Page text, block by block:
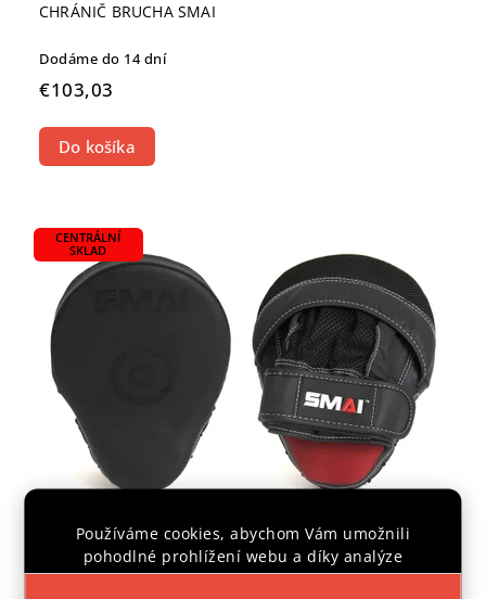
Používáme cookies, abychom Vám umožnili
pohodlné prohlížení webu a díky analýze
provozu webu neustále zlepšovali jeho funkce,
CHRÁNIČ BRUCHA SMAI
Dodáme do 14 dní
€103,03
Do košíka
CENTRÁLNÍ
SKLAD
LAPA SMAI ELITE P85 BLACK (PÁR)